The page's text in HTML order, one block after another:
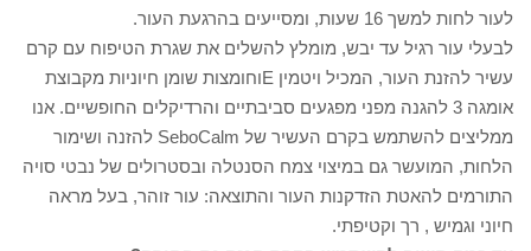
לעור לחות למשך 16 שעות, ומסייעים בהרגעת העור.
לבעלי עור רגיל עד יבש, מומלץ להשלים את שגרת הטיפוח עם קרם
עשיר להזנת העור, המכיל ויטמין Eוחומצות שומן חיוניות מקבוצת
אומגה 3 להגנה מפני מפגעים סביבתיים והרדיקלים החופשיים. אנו
ממליצים להשתמש בקרם העשיר של SeboCalm להזנה ושימור
הלחות, המועשר גם במיצוי צמח הסנטלה ובסטרולים של נבטי סויה
התורמים להאטת הזדקנות העור והתוצאה: עור זוהר, בעל מראה
חיוני וגמיש , רך וקטיפתי.